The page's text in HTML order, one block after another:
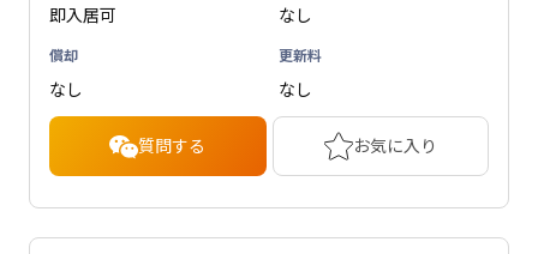
即入居可 なし
償却
なし
更新料
なし
質問する お気に入り